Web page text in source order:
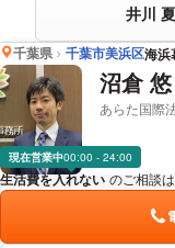
井川
千葉県 千葉市美浜区海浜
沼倉 悠
あらた国際
現在営業中00:00 - 24:00
生活費を入れない のご相談は